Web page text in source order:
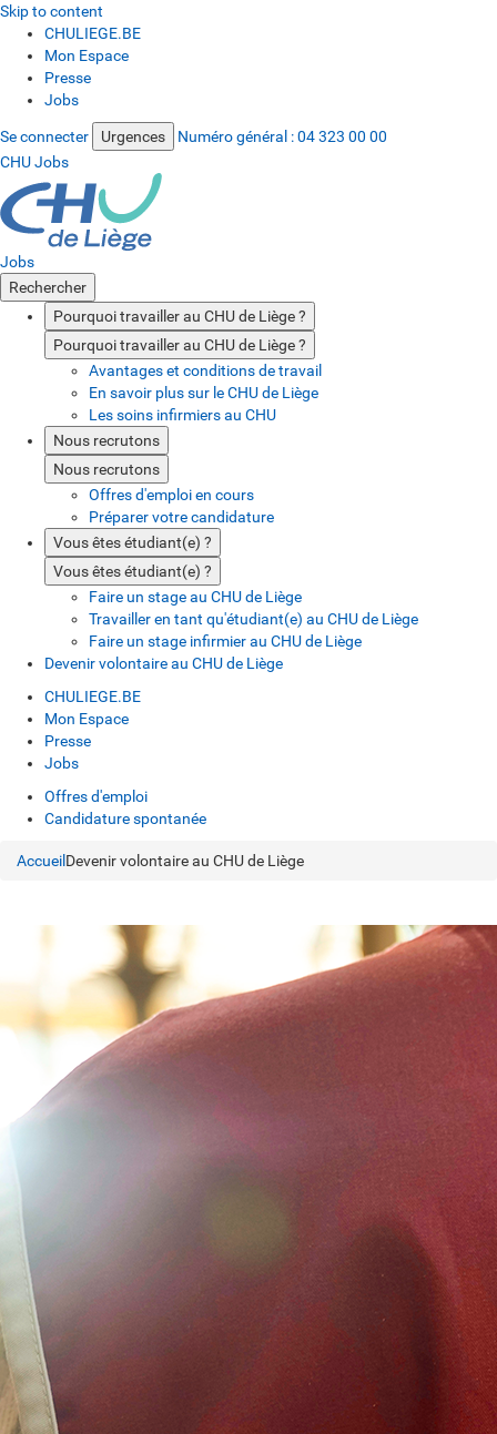
Skip to content
CHULIEGE.BE
Mon Espace
Presse
Jobs
Se connecter Urgences Numéro général :04 323 00 00
CHU Jobs
Jobs
Rechercher
Pourquoi travailler au CHU de Liège ?
Pourquoi travailler au CHU de Liège ?
Avantages et conditions de travail
En savoir plus sur le CHU de Liège
Les soins infirmiers au CHU
Nous recrutons
Nous recrutons
Offres d'emploi en cours
Préparer votre candidature
Vous êtes étudiant(e) ?
Vous êtes étudiant(e) ?
Faire un stage au CHU de Liège
Travailler en tant qu'étudiant(e) au CHU de Liège
Faire un stage infirmier au CHU de Liège
Devenir volontaire au CHU de Liège
CHULIEGE.BE
Mon Espace
Presse
Jobs
Offres d'emploi
Candidature spontanée
Accueil Devenir volontaire au CHU de Liège